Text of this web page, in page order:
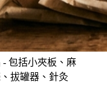
包括小夾板、麻
拔罐器、針灸